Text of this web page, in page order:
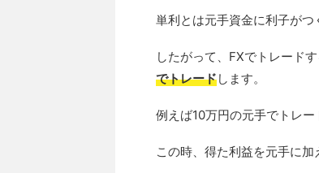
単利とは元手資金に利子がつ
したがって、FXでトレードす
でトレードします。
例えば10万円の元手でトレー
この時、得た利益を元手に加